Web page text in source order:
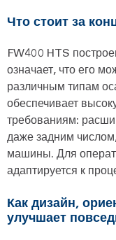
Что стоит за
FW400 HTS
означает, что его
различным типам
обеспечивает
требованиям:
даже задним
машины. Для
адаптируется к
Как дизайн,
улучшает